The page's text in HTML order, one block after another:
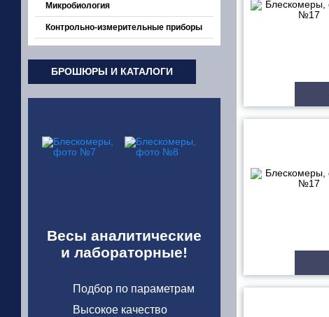
Микробиология
Контрольно-измерительные приборы
БРОШЮРЫ И КАТАЛОГИ
Весы аналитические
и лабораторные!
Подбор по параметрам
Высокое качество